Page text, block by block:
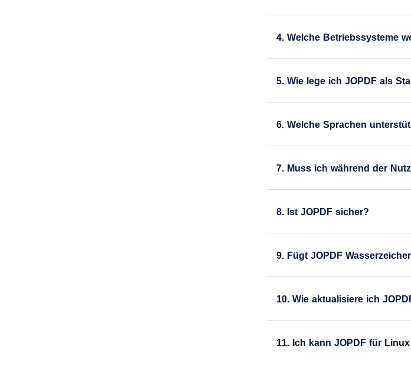
4. Welche Betriebssysteme
5. Wie lege ich JOPDF als
6. Welche Sprachen
7. Muss ich während der
8. Ist JOPDF sicher?
9. Fügt JOPDF
10. Wie aktualisiere ich
11. Ich kann JOPDF für